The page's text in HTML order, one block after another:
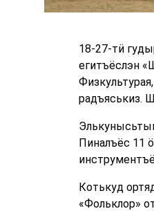
18-27-тӥ
егитъёслэн
радъяськиз.
Пиналъёс 11
Котькуд
«Фольклор»